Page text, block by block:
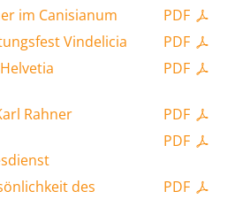
PDF
im Canisianum
PDF
Vindelicia
PDF
PDF
Rahner
PDF
PDF
des